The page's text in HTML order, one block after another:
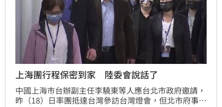
上海團行程保密到家 陸委會說話了
中國上海市台辦副主任李驍東等人應台北市政府邀請，
昨（18）日率團抵達台灣參訪台灣燈會，但北市府事前